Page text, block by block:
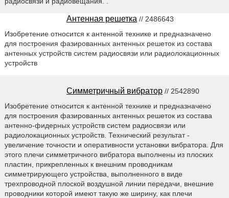
Антенная решетка // 2486643
Изобретение относится к антенной технике и предназначено
для построения фазированных антенных решеток из состава
антенных устройств систем радиосвязи или радиолокационных
устройств
Симметричный вибратор // 2542890
Изобретение относится к антенной технике и предназначено
для построения фазированных антенных решеток из состава
антенно-фидерных устройств систем радиосвязи или
радиолокационных устройств. Технический результат -
увеличение точности и оперативности установки вибратора. Для
этого плечи симметричного вибратора выполнены из плоских
пластин, прикрепленных к внешним проводникам
симметрирующего устройства, выполненного в виде
трехпроводной плоской воздушной линии передачи, внешние
проводники которой имеют такую же ширину, как плечи